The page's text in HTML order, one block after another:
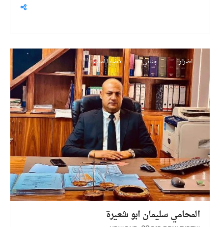
اضرار جنائي قضايا أمنية
المحامي سليمان ابوشعيرة